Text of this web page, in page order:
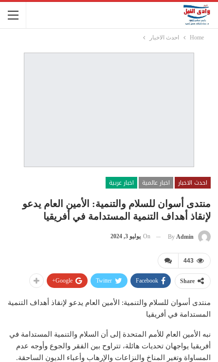
Home احدث الاخبار
احدث الاخبار اخبار عالمية
اخبار عربية
منتدى أسوان للسلام والتنمية: الأمين العام يدعو
لإنقاذ أهداف التنمية المستدامة في أفريقيا
By Admin
On يوليو 3, 2024
443
Share
Facebook
Twitter
Google+
منتدى أسوان للسلام والتنمية: الأمين العام يدعو لإنقاذ أهداف التنمية
المستدامة في أفريقيا
نبه الأمين العام للأمم المتحدة إلى أن السلام والتنمية المستدامة في
أفريقيا يواجهان تحديات هائلة، تتراوح بين الفقر والجوع وأوجه عدم
المساواة وتغير المناخ والنزاعات والإرهاب وأعباء الديون الساحقة.